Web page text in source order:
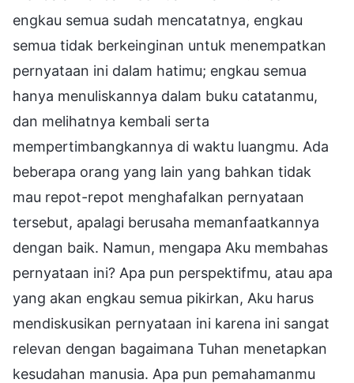
engkau semua sudah mencatatnya, engkau
semua tidak berkeinginan untuk menempatkan
pernyataan ini dalam hatimu; engkau semua
hanya menuliskannya dalam buku catatanmu,
dan melihatnya kembali serta
mempertimbangkannya di waktu luangmu. Ada
beberapa orang yang lain yang bahkan tidak
mau repot-repot menghafalkan pernyataan
tersebut, apalagi berusaha memanfaatkannya
dengan baik. Namun, mengapa Aku membahas
pernyataan ini? Apa pun perspektifmu, atau apa
yang akan engkau semua pikirkan, Aku harus
mendiskusikan pernyataan ini karena ini sangat
relevan dengan bagaimana Tuhan menetapkan
kesudahan manusia. Apa pun pemahamanmu